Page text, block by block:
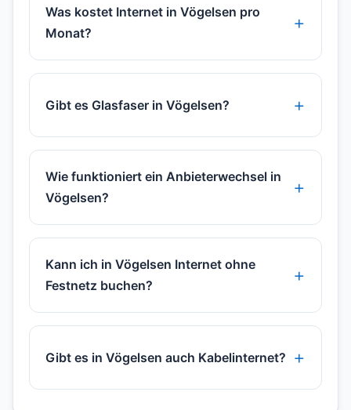
Was kostet Internet in Vögelsen pro
Monat?
Gibt es Glasfaser in Vögelsen?
Wie funktioniert ein Anbieterwechsel in
Vögelsen?
Kann ich in Vögelsen Internet ohne
Festnetz buchen?
Gibt es in Vögelsen auch Kabelinternet?